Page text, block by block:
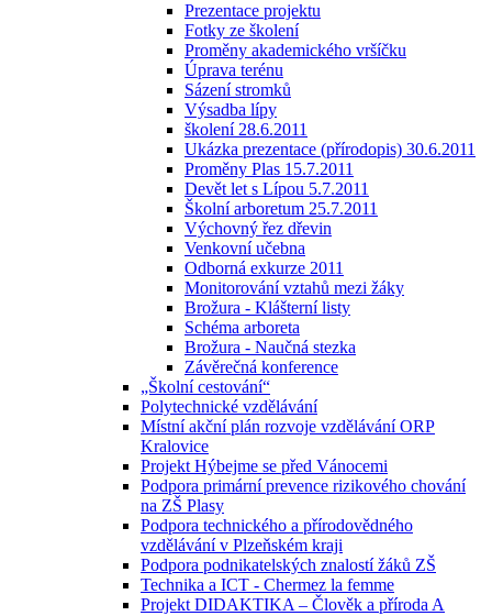
Prezentace projektu
Fotky ze školení
Proměny akademického vršíčku
Úprava terénu
Sázení stromků
Výsadba lípy
školení 28.6.2011
Ukázka prezentace (přírodopis) 30.6.2011
Proměny Plas 15.7.2011
Devět let s Lípou 5.7.2011
Školní arboretum 25.7.2011
Výchovný řez dřevin
Venkovní učebna
Odborná exkurze 2011
Monitorování vztahů mezi žáky
Brožura - Klášterní listy
Schéma arboreta
Brožura - Naučná stezka
Závěrečná konference
„Školní cestování“
Polytechnické vzdělávání
Místní akční plán rozvoje vzdělávání ORP
Kralovice
Projekt Hýbejme se před Vánocemi
Podpora primární prevence rizikového chování
na ZŠ Plasy
Podpora technického a přírodovědného
vzdělávání v Plzeňském kraji
Podpora podnikatelských znalostí žáků ZŠ
Technika a ICT - Chermez la femme
Projekt DIDAKTIKA – Člověk a příroda A